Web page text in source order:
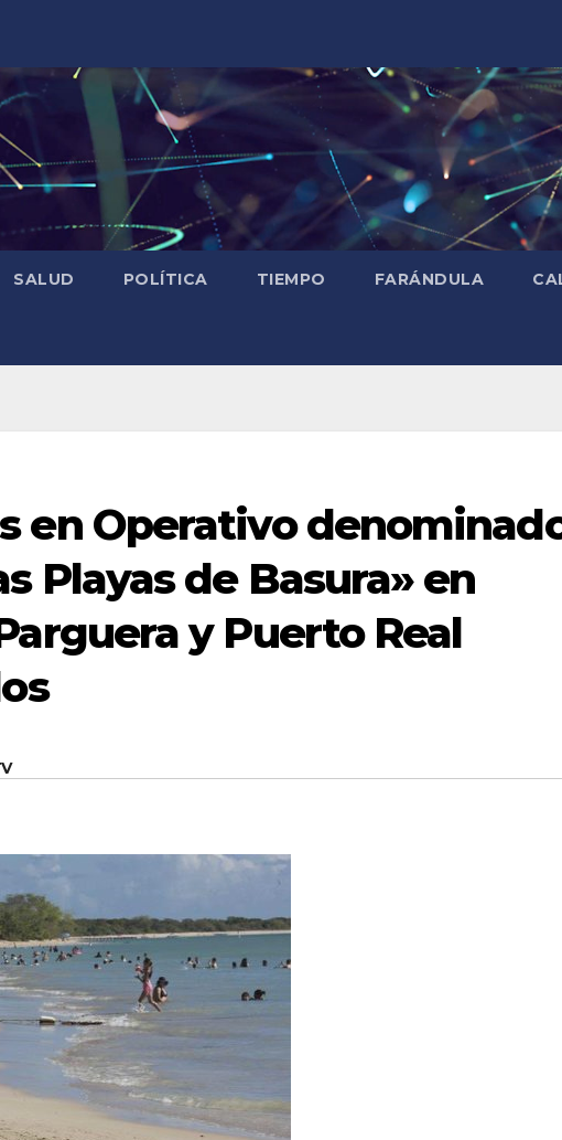
SALUD POLÍTICA TIEMPO FARÁNDULA
en Operativo
Playas de Basura» en
y Puerto Real